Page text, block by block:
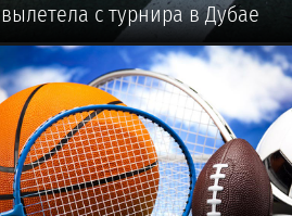
вылетела с турнира в Дубае
🥎 #ТЕННИС